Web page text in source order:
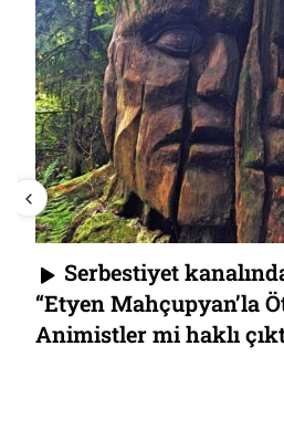
Serbestiyet
“Etyen Mahçupyan’la
Animistler mi haklı